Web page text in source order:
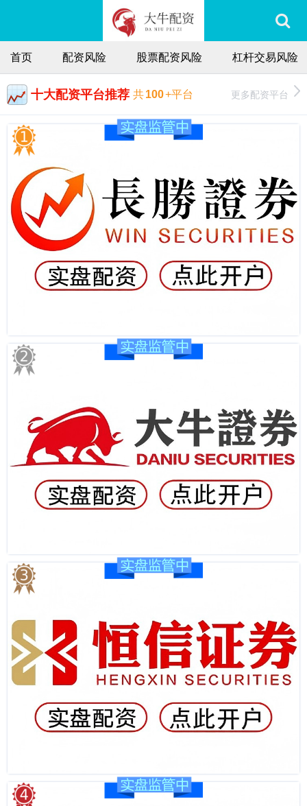
首页 配资风险 股票配资风险 杠杆交易风险
十大配资平台推荐 共100+平台 更多配资平台